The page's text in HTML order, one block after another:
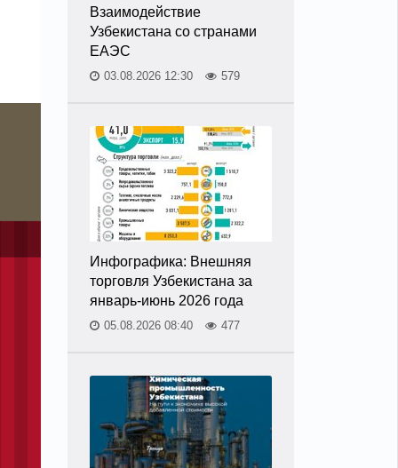
Взаимодействие
Узбекистана со странами
ЕАЭС
03.08.2026 12:30 579
Инфографика: Внешняя
торговля Узбекистана за
январь-июнь 2026 года
05.08.2026 08:40 477